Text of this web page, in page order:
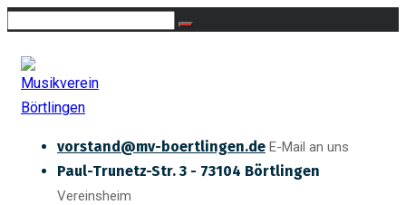
vorstand@mv-boertlingen.de E-Mail an uns
Paul-Trunetz-Str. 3 - 73104 Börtlingen
Vereinsheim